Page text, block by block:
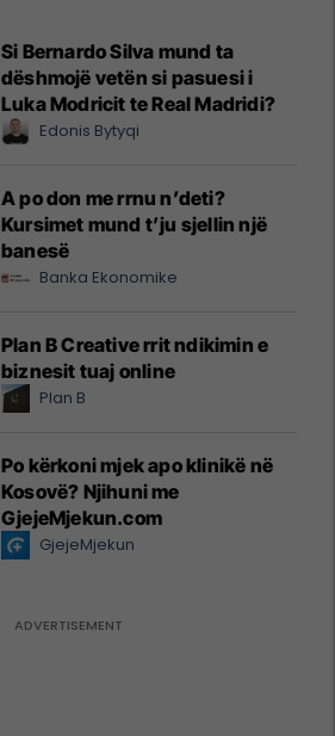
Si Bernardo Silva mund ta
dëshmojë vetën si pasuesi i
Luka Modricit te Real Madridi?
Edonis Bytyqi
A po don me rrnu n’deti?
Kursimet mund t’ju sjellin një
banesë
Banka Ekonomike
Plan B Creative rrit ndikimin e
biznesit tuaj online
Plan B
Po kërkoni mjek apo klinikë në
Kosovë? Njihuni me
GjejeMjekun.com
GjejeMjekun